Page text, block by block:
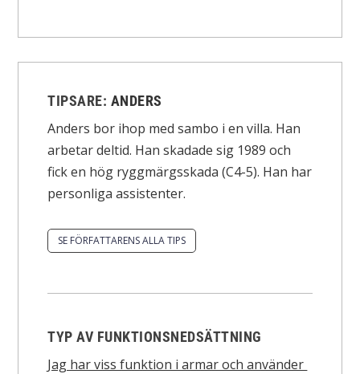
TIPSARE: ANDERS
Anders bor ihop med sambo i en villa. Han
arbetar deltid. Han skadade sig 1989 och
fick en hög ryggmärgsskada (C4-5). Han har
personliga assistenter.
SE FÖRFATTARENS ALLA TIPS
TYP AV FUNKTIONSNEDSÄTTNING
Jag har viss funktion i armar och använder